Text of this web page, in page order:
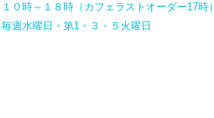
１０時～１８時（カフェラストオーダー17時）
毎週水曜日・第1・３・５火曜日